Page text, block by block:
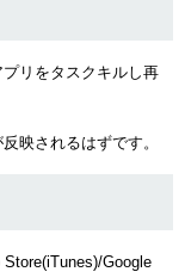
リをタスクキルし再
映されるはずです。
Google